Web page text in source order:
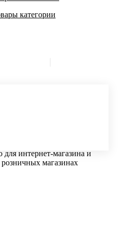
категории
для интернет-магазина и
магазинах